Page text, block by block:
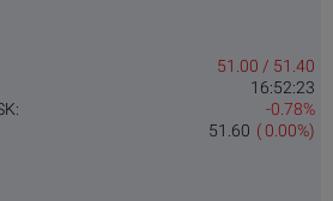
51.00 / 51.40
16:52:23
-0.78%
( 0.00%)
51.60